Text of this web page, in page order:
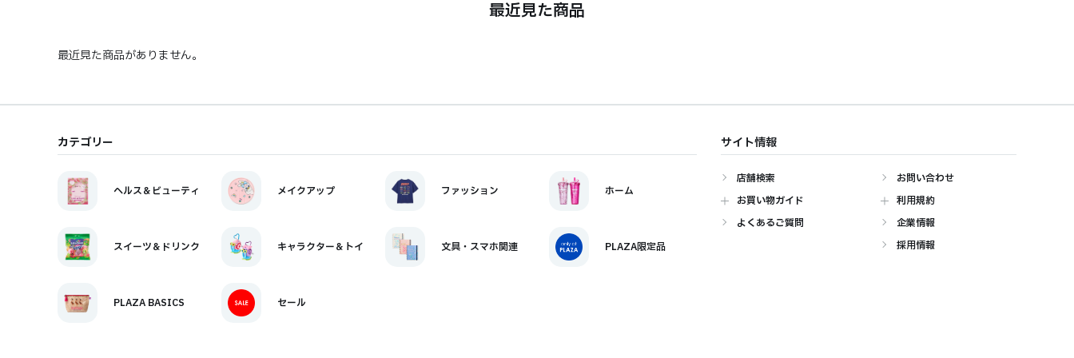
最近見た商品
最近見た商品がありません。
カテゴリー
ヘルス＆ビューティ メイクアップ ファッション ホーム
スイーツ＆ドリンク キャラクター＆トイ 文具・スマホ関連 PLAZA限定品
PLAZA BASICS セール
サイト情報
店舗検索
お買い物ガイド
よくあるご質問
お問い合わせ
利用規約
企業情報
採用情報